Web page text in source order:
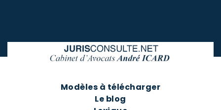
Modèles à télécharger
Le blog